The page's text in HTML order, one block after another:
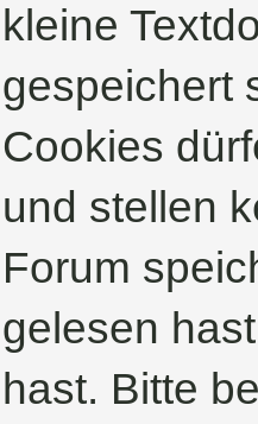
kleine
gespeichert
Cookies
und stellen
Forum
gelesen
hast. Bitte